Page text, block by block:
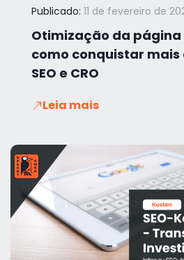
Publicado: 11 de fevereiro de
Otimização da página
como conquistar mais
SEO e CRO
Leia mais